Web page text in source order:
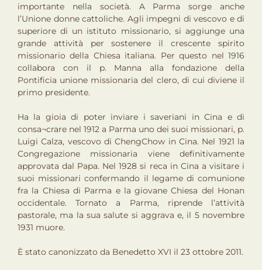
importante nella società. A Parma sorge anche
l’Unione donne cattoliche. Agli impegni di vescovo e di
superiore di un istituto missionario, si aggiunge una
grande attività per sostenere il crescente spirito
missionario della Chiesa italiana. Per questo nel 1916
collabora con il p. Manna alla fondazione della
Pontificia unione missionaria del clero, di cui diviene il
primo presidente.
Ha la gioia di poter inviare i saveriani in Cina e di
consa¬crare nel 1912 a Parma uno dei suoi missionari, p.
Luigi Calza, vescovo di ChengChow in Cina. Nel 1921 la
Congregazione missionaria viene definitivamente
approvata dal Papa. Nel 1928 si reca in Cina a visitare i
suoi missionari confermando il legame di comunione
fra la Chiesa di Parma e la giovane Chiesa del Honan
occidentale. Tornato a Parma, riprende l’attività
pastorale, ma la sua salute si aggrava e, il 5 novembre
1931 muore.
È stato canonizzato da Benedetto XVI il 23 ottobre 2011.